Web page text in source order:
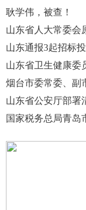
耿学伟，被查！
山东省人大常委会
山东通报3起招标
山东省卫生健康委
烟台市委常委、副
山东省公安厅部署